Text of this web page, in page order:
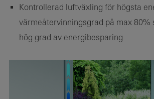
Kontrollerad luftväxling för högsta
värmeåtervinningsgrad på max 80%
hög grad av energibesparing